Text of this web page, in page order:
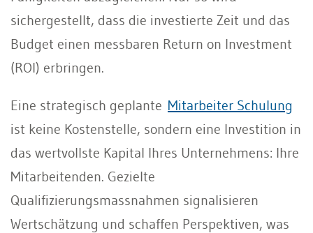
sichergestellt, dass die investierte Zeit und das
Budget einen messbaren Return on Investment
(ROI) erbringen.
Eine strategisch geplante Mitarbeiter Schulung
ist keine Kostenstelle, sondern eine Investition in
das wertvollste Kapital Ihres Unternehmens: Ihre
Mitarbeitenden. Gezielte
Qualifizierungsmassnahmen signalisieren
Wertschätzung und schaffen Perspektiven, was